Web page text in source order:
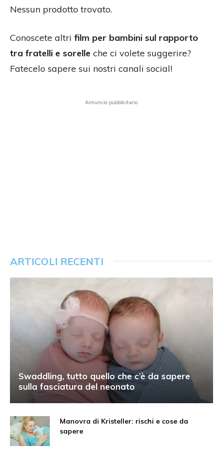
Nessun prodotto trovato.
Conoscete altri film per bambini sul rapporto
tra fratelli e sorelle che ci volete suggerire?
Fatecelo sapere sui nostri canali social!
Annuncio pubblicitario
ARTICOLI RECENTI
Swaddling, tutto quello che c’è da sapere
sulla fasciatura del neonato
Manovra di Kristeller: rischi e cose da
sapere